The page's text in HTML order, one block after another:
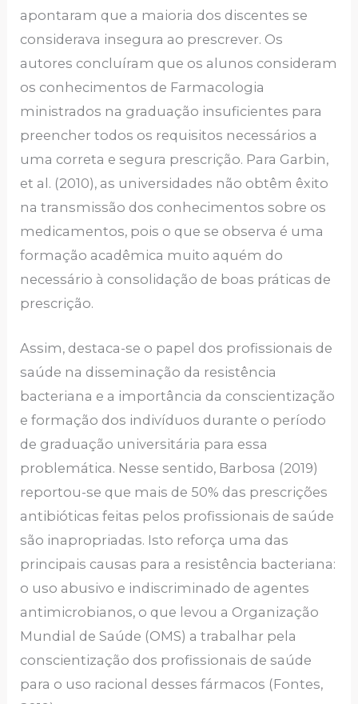
apontaram que a maioria dos discentes se
considerava insegura ao prescrever. Os
autores concluíram que os alunos consideram
os conhecimentos de Farmacologia
ministrados na graduação insuficientes para
preencher todos os requisitos necessários a
uma correta e segura prescrição. Para Garbin,
et al. (2010), as universidades não obtêm êxito
na transmissão dos conhecimentos sobre os
medicamentos, pois o que se observa é uma
formação acadêmica muito aquém do
necessário à consolidação de boas práticas de
prescrição.
Assim, destaca-se o papel dos profissionais de
saúde na disseminação da resistência
bacteriana e a importância da conscientização
e formação dos indivíduos durante o período
de graduação universitária para essa
problemática. Nesse sentido, Barbosa (2019)
reportou-se que mais de 50% das prescrições
antibióticas feitas pelos profissionais de saúde
são inapropriadas. Isto reforça uma das
principais causas para a resistência bacteriana:
o uso abusivo e indiscriminado de agentes
antimicrobianos, o que levou a Organização
Mundial de Saúde (OMS) a trabalhar pela
conscientização dos profissionais de saúde
para o uso racional desses fármacos (Fontes,